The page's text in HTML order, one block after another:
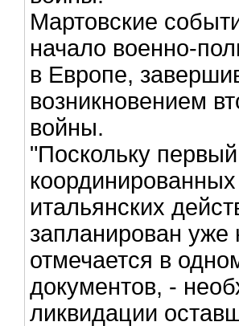
Мартовские
начало военно-
в Европе,
возникновением
войны.
"Поскольку
итальянских
запланирован уже
отмечается в
документов, -
ликвидации